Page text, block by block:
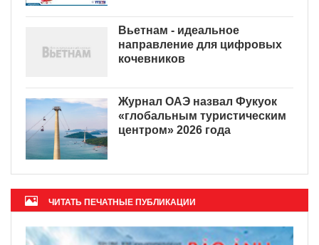
Вьетнам - идеальное
направление для цифровых
кочевников
Журнал ОАЭ назвал Фукуок
«глобальным туристическим
центром» 2026 года
ЧИТАТЬ ПЕЧАТНЫЕ ПУБЛИКАЦИИ